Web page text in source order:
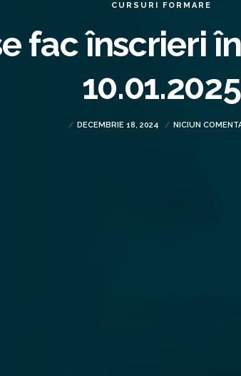
CURSURI FORMARE
fac înscrieri
10.01.2025
DECEMBRIE 18, 2024 NICIUN